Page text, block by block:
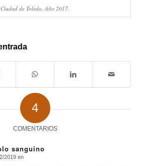
Ciudad de Toledo. Año 2017.
4
COMENTARIOS
sanguino
2019 en